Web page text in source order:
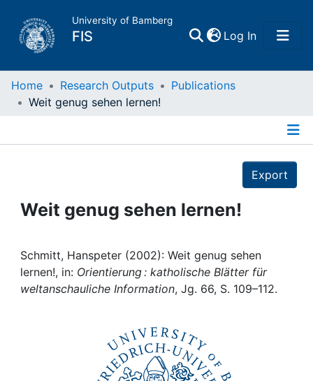
University of Bamberg
FIS Log In(current)
Home
Projects
Institutions
Home Research Outputs
Publications
Weit genug sehen lernen!
Export
Weit genug sehen lernen!
Schmitt, Hanspeter (2002): Weit genug sehen
lernen!, in: Orientierung : katholische Blätter für
weltanschauliche Information, Jg. 66, S. 109–112.